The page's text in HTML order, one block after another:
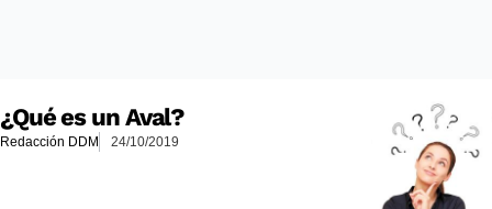
¿Qué es un Aval?
Redacción DDM 24/10/2019